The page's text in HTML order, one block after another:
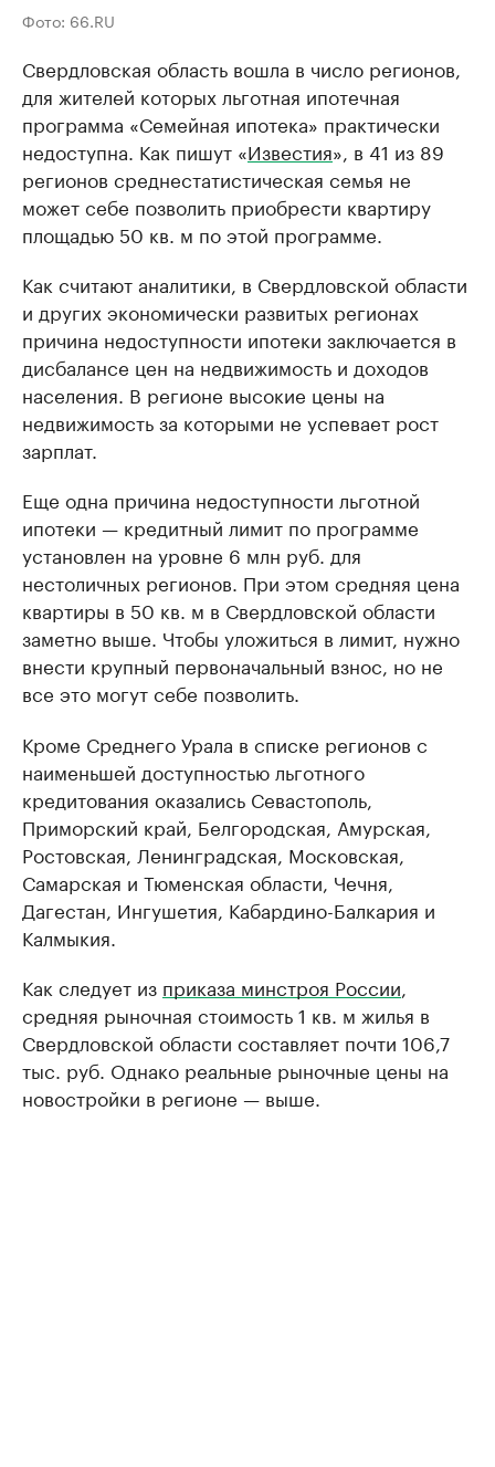
Фото: 66.RU
Свердловская область вошла в число регионов,
для жителей которых льготная ипотечная
программа «Семейная ипотека» практически
недоступна. Как пишут «Известия», в 41 из 89
регионов среднестатистическая семья не
может себе позволить приобрести квартиру
площадью 50 кв. м по этой программе.
Как считают аналитики, в Свердловской области
и других экономически развитых регионах
причина недоступности ипотеки заключается в
дисбалансе цен на недвижимость и доходов
населения. В регионе высокие цены на
недвижимость за которыми не успевает рост
зарплат.
Еще одна причина недоступности льготной
ипотеки — кредитный лимит по программе
установлен на уровне 6 млн руб. для
нестоличных регионов. При этом средняя цена
квартиры в 50 кв. м в Свердловской области
заметно выше. Чтобы уложиться в лимит, нужно
внести крупный первоначальный взнос, но не
все это могут себе позволить.
Кроме Среднего Урала в списке регионов с
наименьшей доступностью льготного
кредитования оказались Севастополь,
Приморский край, Белгородская, Амурская,
Ростовская, Ленинградская, Московская,
Самарская и Тюменская области, Чечня,
Дагестан, Ингушетия, Кабардино-Балкария и
Калмыкия.
Как следует из приказа минстроя России,
средняя рыночная стоимость 1 кв. м жилья в
Свердловской области составляет почти 106,7
тыс. руб. Однако реальные рыночные цены на
новостройки в регионе — выше.